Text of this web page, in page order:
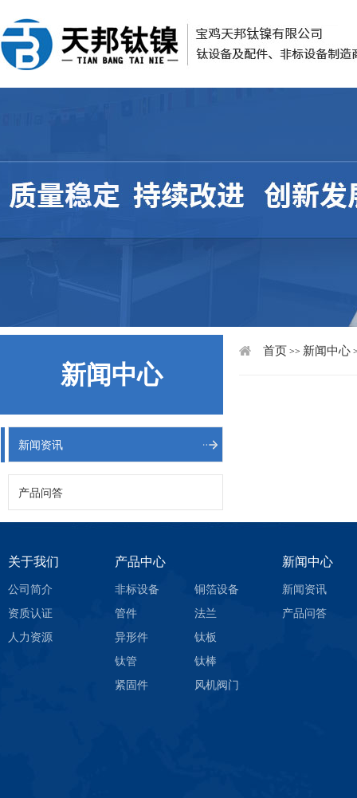
新闻中心
新闻资讯
产品问答
首页 >> 新闻中心
关于我们
公司简介
资质认证
人力资源
产品中心
非标设备
铜箔设备
管件
法兰
异形件
钛板
钛管
钛棒
紧固件
风机阀门
新闻中心
新闻资讯
产品问答